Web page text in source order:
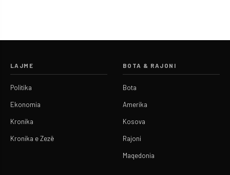
LAJME
Politika
Ekonomia
Kronika
Kronika e Zezë
BOTA & RAJONI
Bota
Amerika
Kosova
Rajoni
Maqedonia